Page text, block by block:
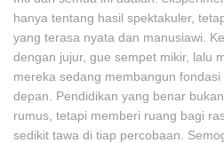
hanya tentang hasil spektakuler,
yang terasa nyata dan manusiawi.
dengan jujur, gue sempet mikir, lalu
mereka sedang membangun
depan. Pendidikan yang benar
rumus, tetapi memberi ruang bagi
sedikit tawa di tiap percobaan.